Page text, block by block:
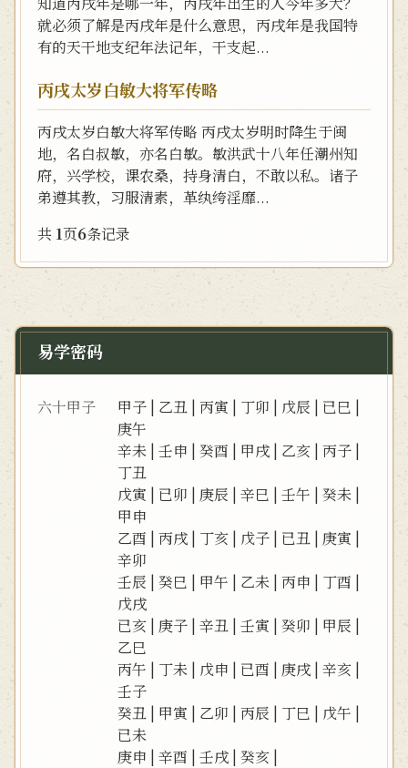
就必须了解是丙戌年是什么意思，丙戌年是我国特
有的天干地支纪年法记年，干支起...
丙戌太岁白敏大将军传略
丙戌太岁白敏大将军传略 丙戌太岁明时降生于闽
地，名白叔敏，亦名白敏。敏洪武十八年任潮州知
府，兴学校，课农桑，持身清白，不敢以私。诸子
弟遵其教，习服清素，革纨绔淫靡...
共 1页6条记录
易学密码
六十甲子 甲子 | 乙丑 |丙寅 | 丁卯 | 戊辰 | 已巳 |
庚午
辛未 |壬申 |癸酉 | 甲戌 | 乙亥 |丙子 |
丁丑
戊寅 | 已卯 | 庚辰 |辛巳 |壬午 |癸未 |
甲申
乙酉 |丙戌 | 丁亥 | 戊子 | 已丑 | 庚寅 |
辛卯
壬辰 |癸巳 | 甲午 | 乙未 |丙申 | 丁酉 |
戊戌
已亥 | 庚子 |辛丑 |壬寅 |癸卯 | 甲辰 |
乙巳
丙午 | 丁未 | 戊申 | 已酉 | 庚戌 |辛亥 |
壬子
癸丑 | 甲寅 | 乙卯 |丙辰 | 丁巳 | 戊午 |
已未
庚申 |辛酉 |壬戌 |癸亥 |